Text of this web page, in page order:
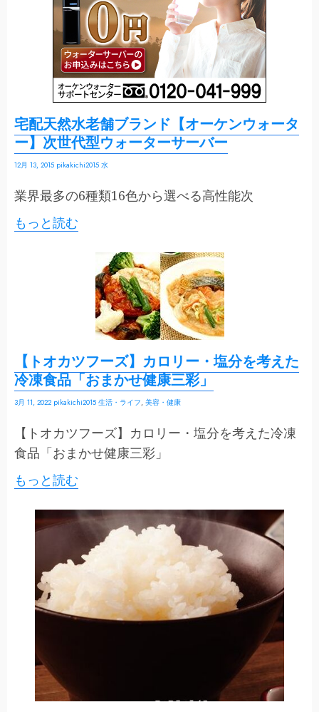
宅配天然水老舗ブランド【オーケンウォータ
ー】次世代型ウォーターサーバー
12月 13, 2015 pikakichi2015 水
業界最多の6種類16色から選べる高性能次
もっと読む
【トオカツフーズ】カロリー・塩分を考えた
冷凍食品「おまかせ健康三彩」
3月 11, 2022 pikakichi2015 生活・ライフ, 美容・健康
【トオカツフーズ】カロリー・塩分を考えた冷凍
食品「おまかせ健康三彩」
もっと読む